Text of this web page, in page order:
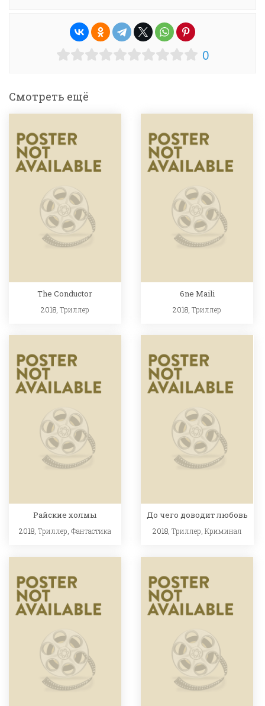
0
Смотреть ещё
The Conductor
2018, Триллер
6ne Maili
2018,Триллер
Райские холмы
2018, Триллер, Фантастика
До чего доводит любовь
2018,Триллер,Криминал